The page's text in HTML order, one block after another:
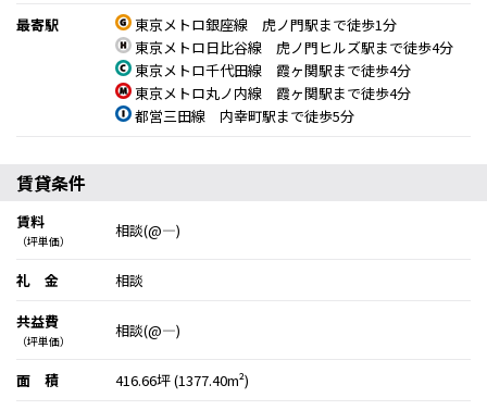
最寄駅
東京メトロ銀座線 虎ノ門駅まで徒歩1分
東京メトロ日比谷線 虎ノ門ヒルズ駅まで徒歩4分
東京メトロ千代田線 霞ヶ関駅まで徒歩4分
東京メトロ丸ノ内線 霞ヶ関駅まで徒歩4分
都営三田線 内幸町駅まで徒歩5分
賃貸条件
賃料
（坪単価）
相談(@―)
礼 金
相談
共益費
（坪単価）
相談(@―)
面 積
416.66坪 (1377.40m²)